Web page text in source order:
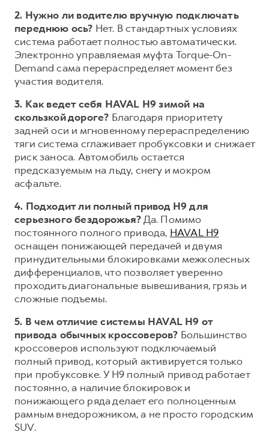
2. Нужно ли водителю вручную подключать
переднюю ось? Нет. В стандартных условиях
система работает полностью автоматически.
Электронно управляемая муфта Torque-On-
Demand сама перераспределяет момент без
участия водителя.
3. Как ведет себя HAVAL H9 зимой на
скользкой дороге? Благодаря приоритету
задней оси и мгновенному перераспределению
тяги система сглаживает пробуксовки и снижает
риск заноса. Автомобиль остается
предсказуемым на льду, снегу и мокром
асфальте.
4. Подходит ли полный привод H9 для
серьезного бездорожья?Да. Помимо
постоянного полного привода, HAVAL H9
оснащен понижающей передачей и двумя
принудительными блокировками межколесных
дифференциалов, что позволяет уверенно
проходить диагональные вывешивания, грязь и
сложные подъемы.
5. В чем отличие системы HAVAL H9 от
привода обычных кроссоверов? Большинство
кроссоверов используют подключаемый
полный привод, который активируется только
при пробуксовке. У H9 полный привод работает
постоянно, а наличие блокировок и
понижающего ряда делает его полноценным
рамным внедорожником, а не просто городским
SUV.